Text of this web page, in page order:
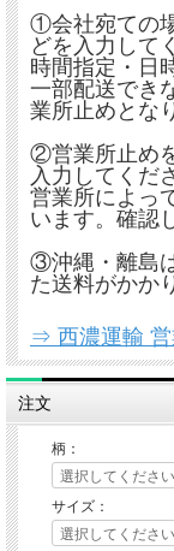
①会社宛ての
どを入力して
時間指定・日
一部配送でき
業所止めとな
②営業所止め
入力してくだ
営業所によっ
います。確認
③沖縄・離島
た送料がかか
⇒ 西濃運輸 営
注文
柄：
サイズ：